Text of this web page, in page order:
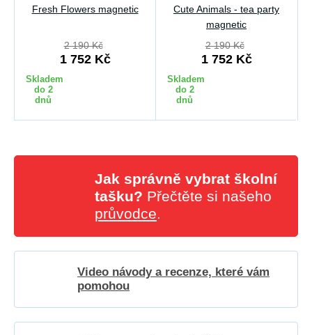
Fresh Flowers magnetic
2 190 Kč
1 752 Kč
Skladem
do 2
dnů
Cute Animals - tea party
magnetic
2 190 Kč
1 752 Kč
Skladem
do 2
dnů
Jak správně vybrat školní
tašku? Přečtěte si našeho
průvodce.
Video návody a recenze, které vám
pomohou